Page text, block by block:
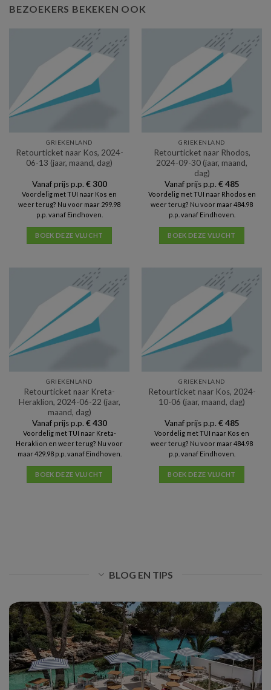
BEZOEKERS BEKEKEN OOK
GRIEKENLAND
Retourticket naar Kos, 2024-
06-13 (jaar, maand, dag)
Vanaf prijs p.p. €300
Voordelig met TUI naar Kos en
weer terug? Nu voor maar 299.98
p.p. vanaf Eindhoven.
BOEK DEZE VLUCHT
GRIEKENLAND
Retourticket naar Rhodos,
2024-09-30 (jaar, maand,
dag)
Vanaf prijs p.p. €485
Voordelig met TUI naar Rhodos en
weer terug? Nu voor maar 484.98
p.p. vanaf Eindhoven.
BOEK DEZE VLUCHT
GRIEKENLAND
Retourticket naar Kreta-
Heraklion, 2024-06-22 (jaar,
maand, dag)
Vanaf prijs p.p. €430
Voordelig met TUI naar Kreta-
Heraklion en weer terug? Nu voor
maar 429.98 p.p. vanaf Eindhoven.
BOEK DEZE VLUCHT
GRIEKENLAND
Retourticket naar Kos, 2024-
10-06 (jaar, maand, dag)
Vanaf prijs p.p. €485
Voordelig met TUI naar Kos en
weer terug? Nu voor maar 484.98
p.p. vanaf Eindhoven.
BOEK DEZE VLUCHT
BLOG EN TIPS